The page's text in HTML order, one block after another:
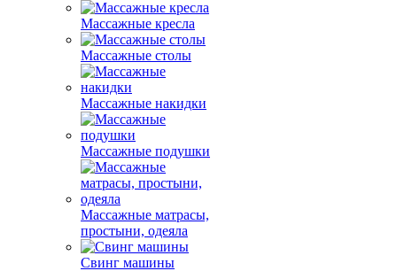
Массажные кресла
Массажные столы
Массажные накидки
Массажные подушки
Массажные матрасы,
простыни, одеяла
Свинг машины